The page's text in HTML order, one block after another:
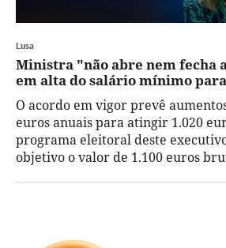
Lusa
Ministra "não abre nem fecha
em alta do salário mínimo
O acordo em vigor prevê
euros anuais para atingir 1.020
programa eleitoral deste
objetivo o valor de 1.100 euros